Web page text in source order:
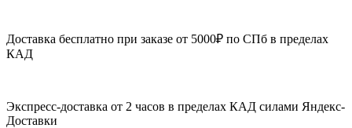
Доставка бесплатно при заказе от 5000₽ по СПб в пределах
КАД
Экспресс-доставка от 2 часов в пределах КАД силами Яндекс-
Доставки